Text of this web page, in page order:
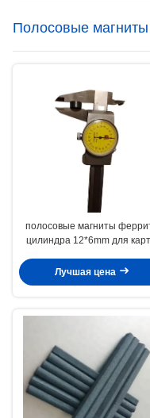
Полосовые
полосовые магниты
цилиндра 12*6mm для
магнитной
Лучшая цена